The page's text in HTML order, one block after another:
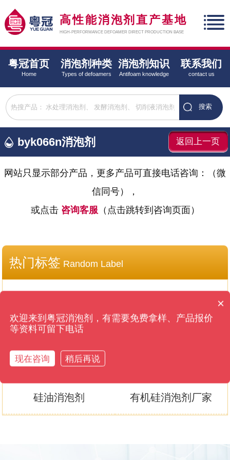
高性能消泡剂直产基地
HIGH-PERFORMANCE DEFOAMER DIRECT PRODUCTION BASE
粤冠首页
Home
消泡剂种类
Types of defoamers
消泡剂知识
Antifoam knowledge
联系我们
contact us
byk066n消泡剂 返回上一页
网站只显示部分产品，更多产品可直接电话咨询：
（微
信同号），
或点击 咨询客服（点击跳转到咨询页面）
热门标签 Random Label
道康宁消泡剂
豆制品消泡剂是什么
硅油消泡剂 有机硅消泡剂厂家
×
欢迎来到粤冠消泡剂，有需要免费拿样、产品报价
等资料可留下电话
现在咨询 稍后再说